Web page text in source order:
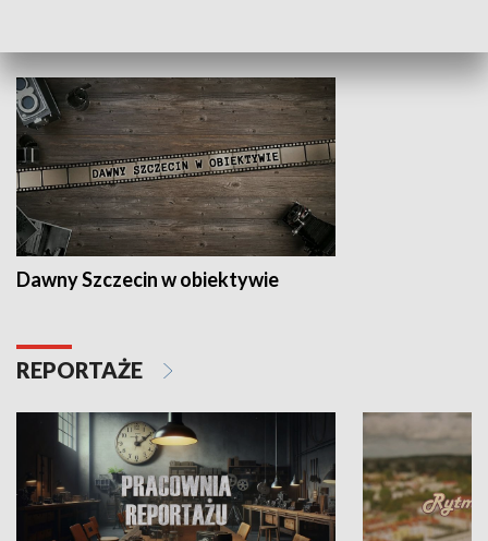
Dawny Szczecin w obiektywie
REPORTAŻE